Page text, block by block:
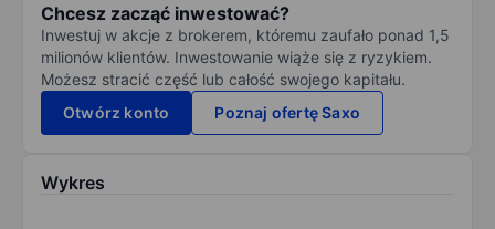
Chcesz zacząć inwestować?
Inwestuj w akcje z brokerem, któremu zaufało ponad 1,5
milionów klientów. Inwestowanie wiąże się z ryzykiem.
Możesz stracić część lub całość swojego kapitału.
Otwórz konto
Poznaj ofertę Saxo
Wykres